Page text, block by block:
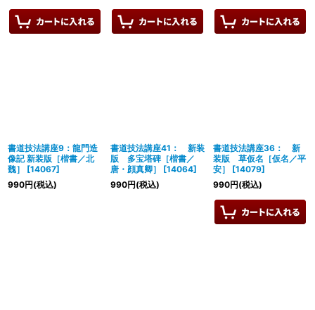
書道技法講座9：龍門造
像記 新装版［楷書／北
魏］
[14067]
990円(税込)
書道技法講座41： 新装
版 多宝塔碑［楷書／
唐・顔真卿］
[14064]
990円(税込)
書道技法講座36： 新
装版 草仮名［仮名／平
安］
[14079]
990円(税込)